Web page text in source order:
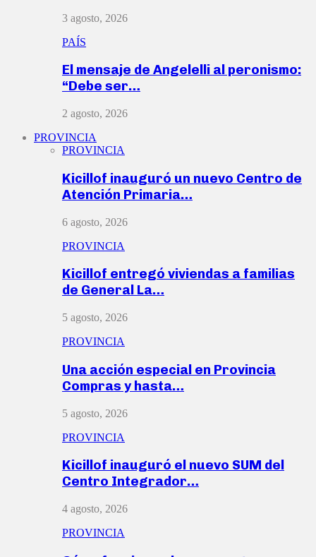
3 agosto, 2026
PAÍS
El mensaje de Angelelli al peronismo:
“Debe ser…
2 agosto, 2026
PROVINCIA
PROVINCIA
Kicillof inauguró un nuevo Centro de
Atención Primaria…
6 agosto, 2026
PROVINCIA
Kicillof entregó viviendas a familias
de General La…
5 agosto, 2026
PROVINCIA
Una acción especial en Provincia
Compras y hasta…
5 agosto, 2026
PROVINCIA
Kicillof inauguró el nuevo SUM del
Centro Integrador…
4 agosto, 2026
PROVINCIA